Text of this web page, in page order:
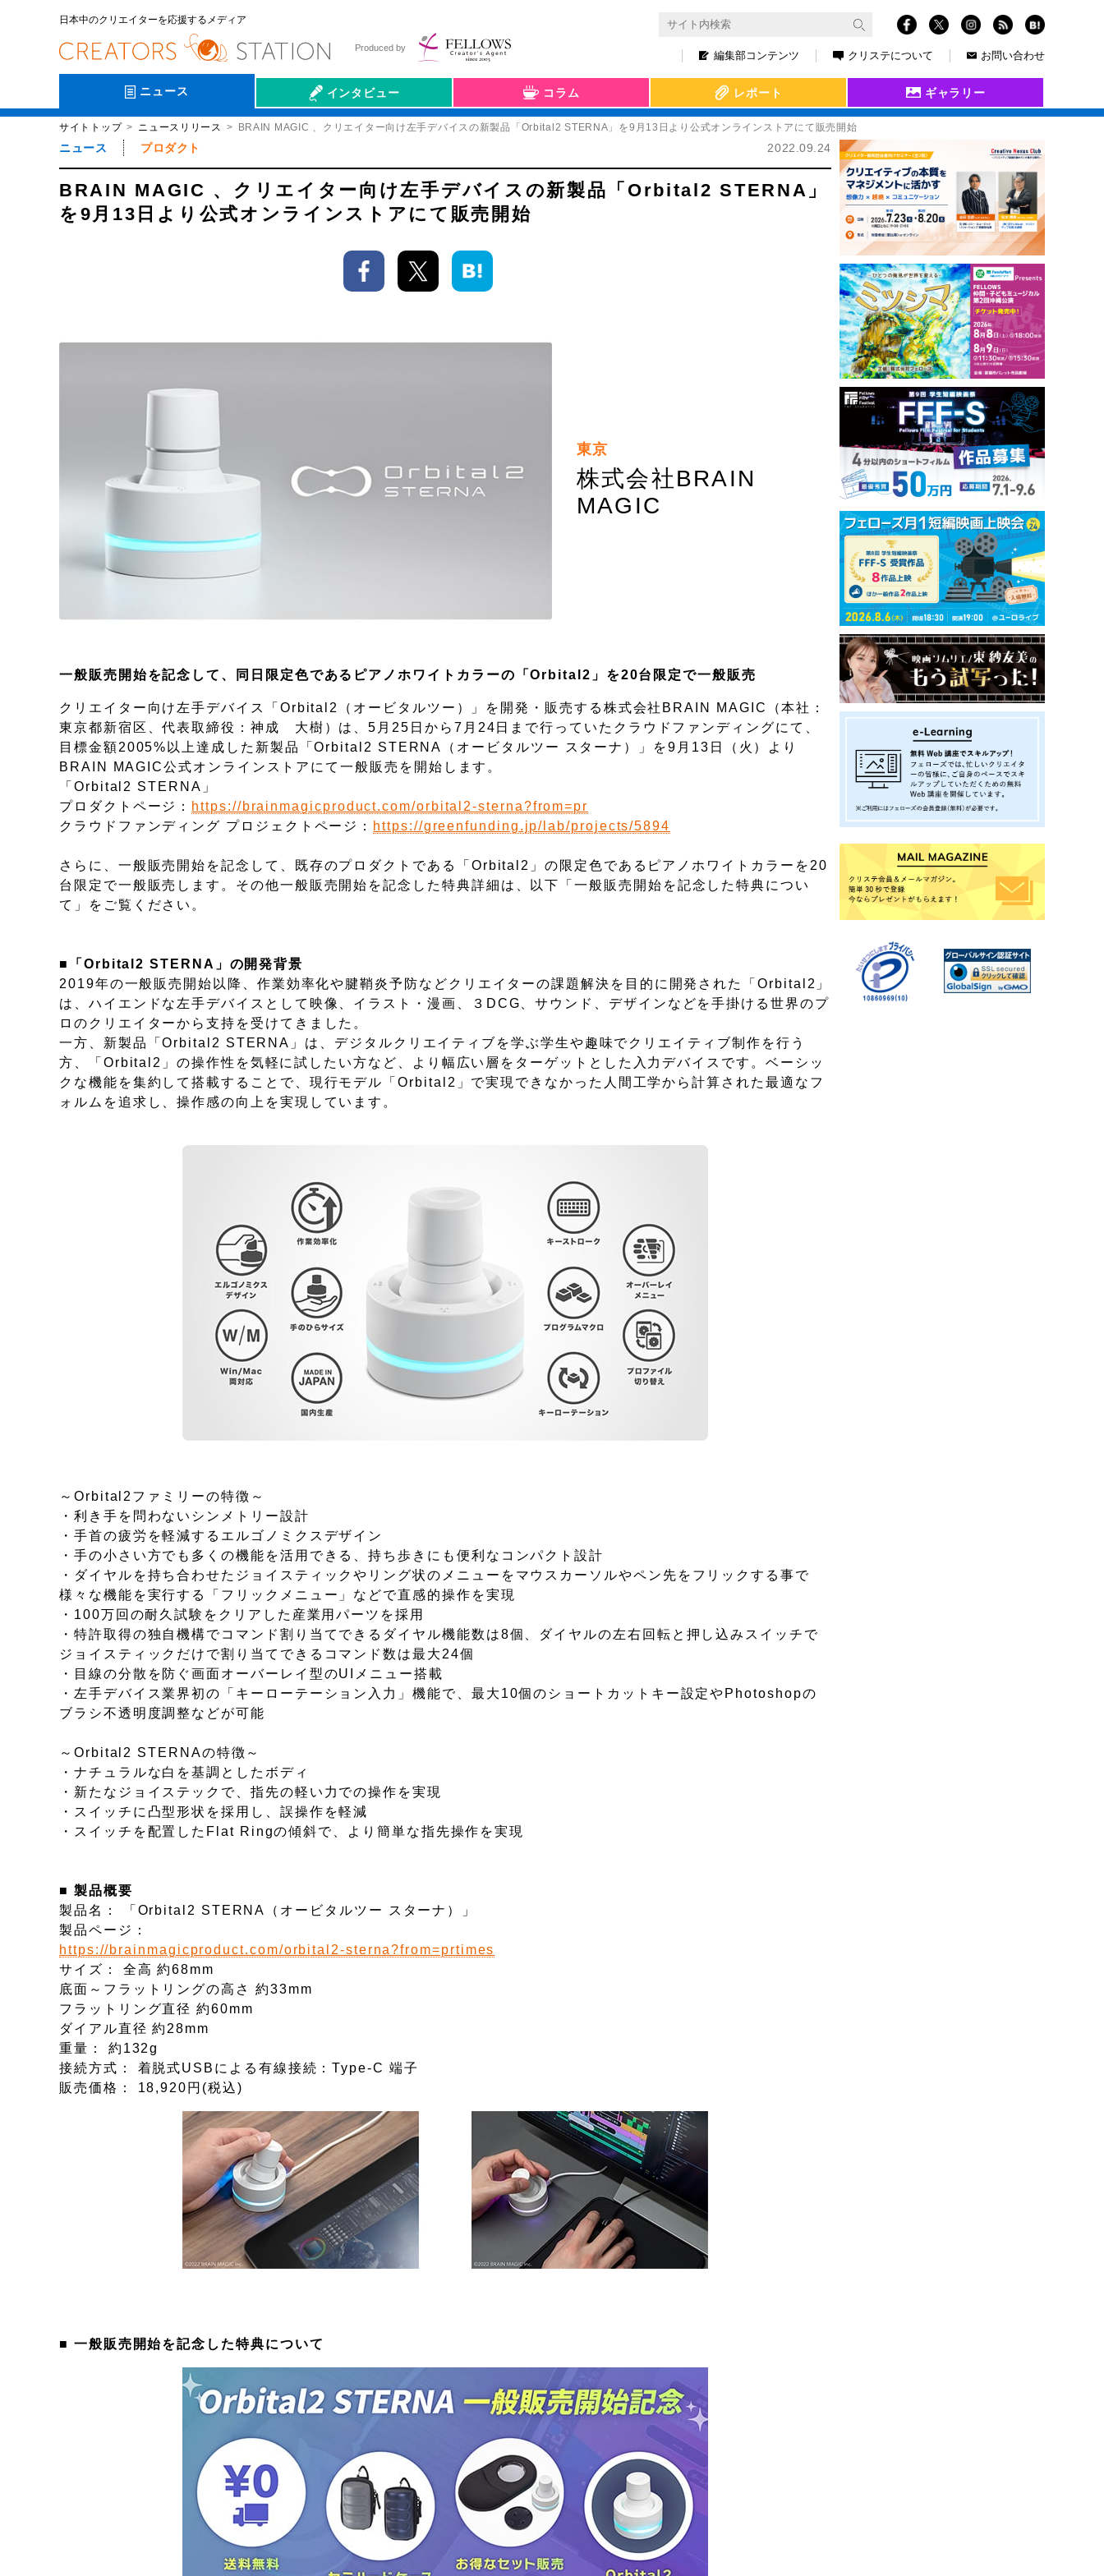
日本中のクリエイターを応援するメディア
編集部コンテンツ クリステについて お問い合わせ
Produced by
ニュース インタビュー
会社伝
コラム レポート ギャラリー
サイトトップ ニュースリリース BRAIN MAGIC 、クリエイター向け左手デバイスの新製品「Orbital2 STERNA」を9月13日より公式オンラインストアにて販売開始
ニュース プロダクト 2022.09.24
BRAIN MAGIC 、クリエイター向け左手デバイスの新製品「Orbital2 STERNA」
を9月13日より公式オンラインストアにて販売開始
東京
株式会社BRAIN
MAGIC
一般販売開始を記念して、同日限定色であるピアノホワイトカラーの「Orbital2」を20台限定で一般販売
クリエイター向け左手デバイス「Orbital2（オービタルツー）」を開発・販売する株式会社BRAIN MAGIC（本社：
東京都新宿区、代表取締役：神成 大樹）は、5月25日から7月24日まで行っていたクラウドファンディングにて、
目標金額2005%以上達成した新製品「Orbital2 STERNA（オービタルツー スターナ）」を9月13日（火）より
BRAIN MAGIC公式オンラインストアにて一般販売を開始します。
「Orbital2 STERNA」
プロダクトページ：
https://brainmagicproduct.com/orbital2-sterna?from=pr
クラウドファンディング プロジェクトページ：
https://greenfunding.jp/lab/projects/5894
さらに、一般販売開始を記念して、既存のプロダクトである「Orbital2」の限定色であるピアノホワイトカラーを20
台限定で一般販売します。その他一般販売開始を記念した特典詳細は、以下「一般販売開始を記念した特典につい
て」をご覧ください。
■「Orbital2 STERNA」の開発背景
2019年の一般販売開始以降、作業効率化や腱鞘炎予防などクリエイターの課題解決を目的に開発された「Orbital2」
は、ハイエンドな左手デバイスとして映像、イラスト・漫画、３DCG、サウンド、デザインなどを手掛ける世界のプ
ロのクリエイターから支持を受けてきました。
一方、新製品「Orbital2 STERNA」は、デジタルクリエイティブを学ぶ学生や趣味でクリエイティブ制作を行う
方、「Orbital2」の操作性を気軽に試したい方など、より幅広い層をターゲットとした入力デバイスです。ベーシッ
クな機能を集約して搭載することで、現行モデル「Orbital2」で実現できなかった人間工学から計算された最適なフ
ォルムを追求し、操作感の向上を実現しています。
～Orbital2ファミリーの特徴～
・利き手を問わないシンメトリー設計
・手首の疲労を軽減するエルゴノミクスデザイン
・手の小さい方でも多くの機能を活用できる、持ち歩きにも便利なコンパクト設計
・ダイヤルを持ち合わせたジョイスティックやリング状のメニューをマウスカーソルやペン先をフリックする事で
様々な機能を実行する「フリックメニュー」などで直感的操作を実現
・100万回の耐久試験をクリアした産業用パーツを採用
・特許取得の独自機構でコマンド割り当てできるダイヤル機能数は8個、ダイヤルの左右回転と押し込みスイッチで
ジョイスティックだけで割り当てできるコマンド数は最大24個
・目線の分散を防ぐ画面オーバーレイ型のUIメニュー搭載
・左手デバイス業界初の「キーローテーション入力」機能で、最大10個のショートカットキー設定やPhotoshopの
ブラシ不透明度調整などが可能
～Orbital2 STERNAの特徴～
・ナチュラルな白を基調としたボディ
・新たなジョイステックで、指先の軽い力での操作を実現
・スイッチに凸型形状を採用し、誤操作を軽減
・スイッチを配置したFlat Ringの傾斜で、より簡単な指先操作を実現
■ 製品概要
製品名： 「Orbital2 STERNA（オービタルツー スターナ）」
製品ページ：
https://brainmagicproduct.com/orbital2-sterna?from=prtimes
サイズ： 全高 約68mm
底面～フラットリングの高さ 約33mm
フラットリング直径 約60mm
ダイアル直径 約28mm
重量： 約132g
接続方式： 着脱式USBによる有線接続：Type-C 端子
販売価格： 18,920円(税込)
■ 一般販売開始を記念した特典について